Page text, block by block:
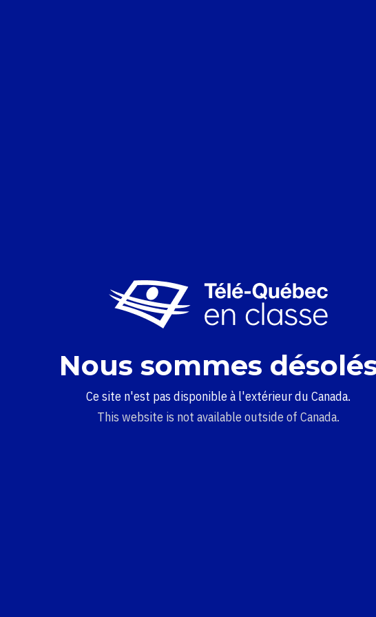
Nous sommes
Ce site n'est pas disponible à l'extérieur du Canada.
This website is not available outside of Canada.